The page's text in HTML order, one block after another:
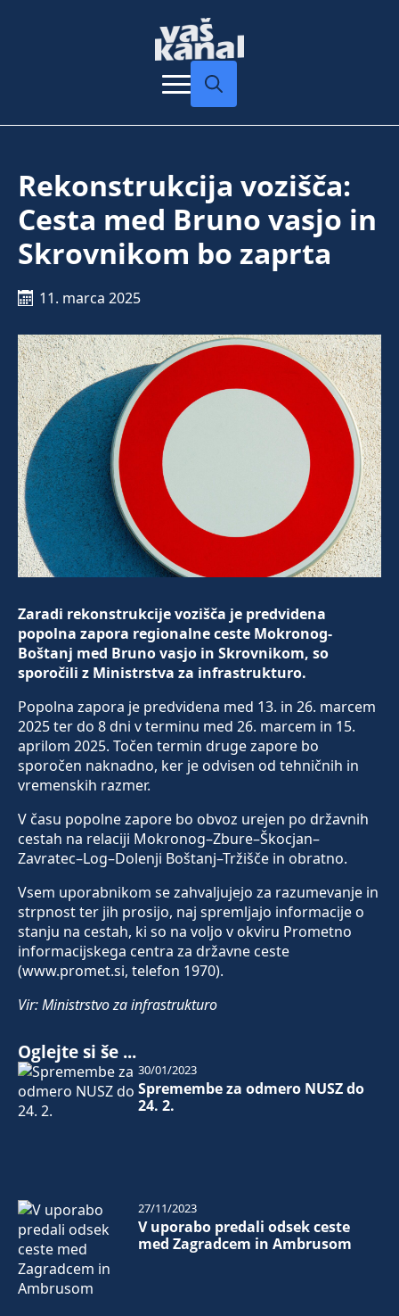
Rekonstrukcija vozišča:
Cesta med Bruno vasjo in
Skrovnikom bo zaprta
11. marca 2025
Zaradi rekonstrukcije vozišča je predvidena
popolna zapora regionalne ceste Mokronog-
Boštanj med Bruno vasjo in Skrovnikom, so
sporočili z Ministrstva za infrastrukturo.
Popolna zapora je predvidena med 13. in 26. marcem
2025 ter do 8 dni v terminu med 26. marcem in 15.
aprilom 2025. Točen termin druge zapore bo
sporočen naknadno, ker je odvisen od tehničnih in
vremenskih razmer.
V času popolne zapore bo obvoz urejen po državnih
cestah na relaciji Mokronog–Zbure–Škocjan–
Zavratec–Log–Dolenji Boštanj–Tržišče in obratno.
Vsem uporabnikom se zahvaljujejo za razumevanje in
strpnost ter jih prosijo, naj spremljajo informacije o
stanju na cestah, ki so na voljo v okviru Prometno
informacijskega centra za državne ceste
(www.promet.si, telefon 1970).
Vir: Ministrstvo za infrastrukturo
Oglejte si še ...
Spremembe za odmero NUSZ do
24. 2.
30/01/2023
V uporabo predali odsek ceste
med Zagradcem in Ambrusom
27/11/2023